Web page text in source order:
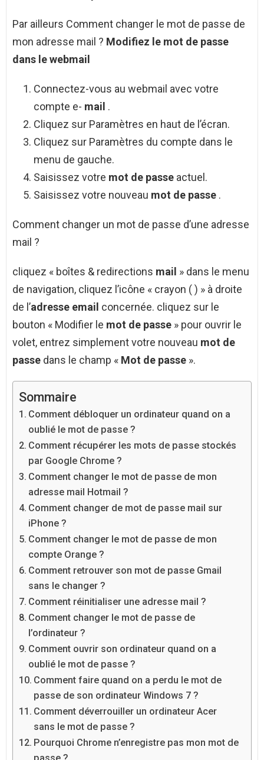
Par ailleurs Comment changer le mot de passe de
mon adresse mail ? Modifiez le mot de passe
dans le webmail
Connectez-vous au webmail avec votre
compte e- mail .
Cliquez sur Paramètres en haut de l’écran.
Cliquez sur Paramètres du compte dans le
menu de gauche.
Saisissez votre mot de passe actuel.
Saisissez votre nouveau mot de passe .
Comment changer un mot de passe d’une adresse
mail ?
cliquez « boîtes & redirections mail » dans le menu
de navigation, cliquez l’icône « crayon ( ) » à droite
de l’adresse email concernée. cliquez sur le
bouton « Modifier le mot de passe » pour ouvrir le
volet, entrez simplement votre nouveau mot de
passe dans le champ « Mot de passe ».
Sommaire
Comment débloquer un ordinateur quand on a
oublié le mot de passe ?
Comment récupérer les mots de passe stockés
par Google Chrome ?
Comment changer le mot de passe de mon
adresse mail Hotmail ?
Comment changer de mot de passe mail sur
iPhone ?
Comment changer le mot de passe de mon
compte Orange ?
Comment retrouver son mot de passe Gmail
sans le changer ?
Comment réinitialiser une adresse mail ?
Comment changer le mot de passe de
l’ordinateur ?
Comment ouvrir son ordinateur quand on a
oublié le mot de passe ?
Comment faire quand on a perdu le mot de
passe de son ordinateur Windows 7 ?
Comment déverrouiller un ordinateur Acer
sans le mot de passe ?
Pourquoi Chrome n’enregistre pas mon mot de